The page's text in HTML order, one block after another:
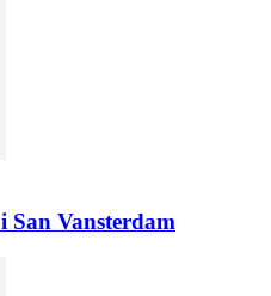
San Vansterdam